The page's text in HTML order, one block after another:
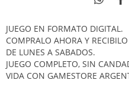
JUEGO EN FORMATO DIGITAL.
COMPRALO AHORA Y
DE LUNES A SABADOS.
JUEGO COMPLETO, SIN
VIDA CON GAMESTORE